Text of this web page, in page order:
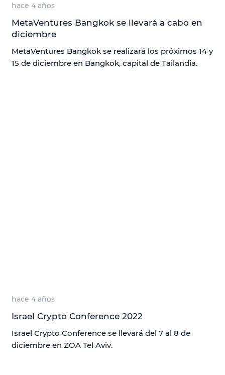
hace 4 años
MetaVentures Bangkok se llevará a cabo en
diciembre
MetaVentures Bangkok se realizará los próximos 14 y
15 de diciembre en Bangkok, capital de Tailandia.
hace 4 años
Israel Crypto Conference 2022
Israel Crypto Conference se llevará del 7 al 8 de
diciembre en ZOA Tel Aviv.